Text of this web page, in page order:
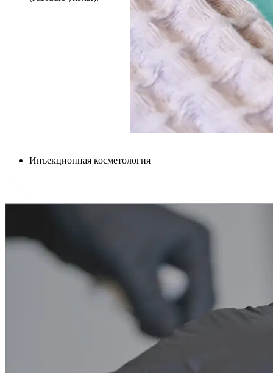
Инъекционная косметология